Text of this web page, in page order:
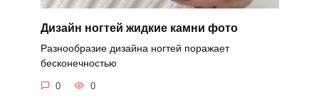
Дизайн ногтей жидкие камни фото
Разнообразие дизайна ногтей поражает
бесконечностью
0 0